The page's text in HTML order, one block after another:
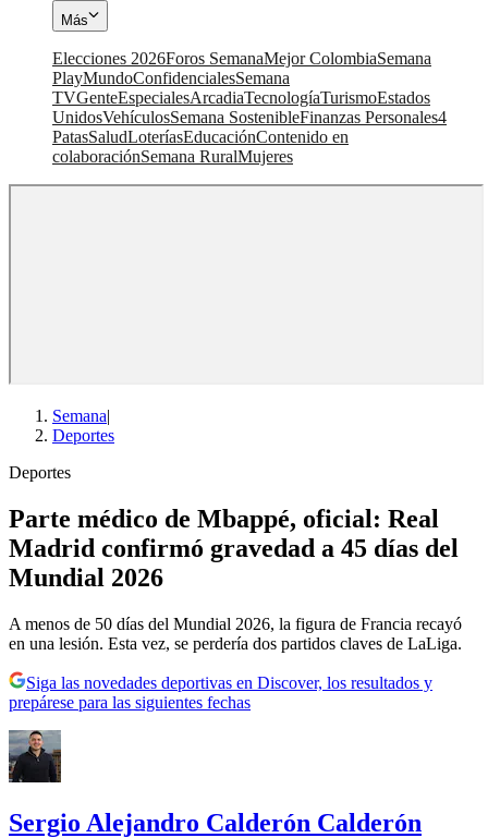
Más
Elecciones 2026Foros SemanaMejor ColombiaSemana
PlayMundoConfidencialesSemana
TVGenteEspecialesArcadiaTecnologíaTurismoEstados
UnidosVehículosSemana SostenibleFinanzas Personales4
PatasSaludLoteríasEducaciónContenido en
colaboraciónSemana RuralMujeres
Semana|
Deportes
Deportes
Parte médico de Mbappé, oficial: Real
Madrid confirmó gravedad a 45 días del
Mundial 2026
A menos de 50 días del Mundial 2026, la figura de Francia recayó
en una lesión. Esta vez, se perdería dos partidos claves de LaLiga.
Siga las novedades deportivas en Discover, los resultados y
prepárese para las siguientes fechas
Sergio Alejandro Calderón Calderón